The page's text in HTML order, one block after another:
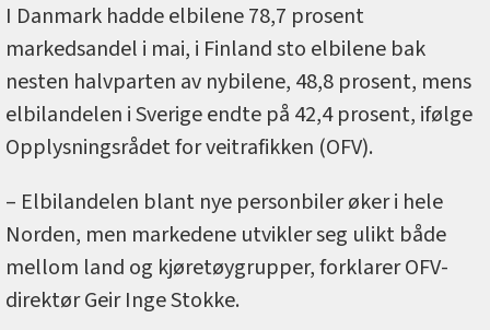
I Danmark hadde elbilene 78,7 prosent
markedsandel i mai, i Finland sto elbilene bak
nesten halvparten av nybilene, 48,8 prosent, mens
elbilandelen i Sverige endte på 42,4 prosent, ifølge
Opplysningsrådet for veitrafikken (OFV).
– Elbilandelen blant nye personbiler øker i hele
Norden, men markedene utvikler seg ulikt både
mellom land og kjøretøygrupper, forklarer OFV-
direktør Geir Inge Stokke.